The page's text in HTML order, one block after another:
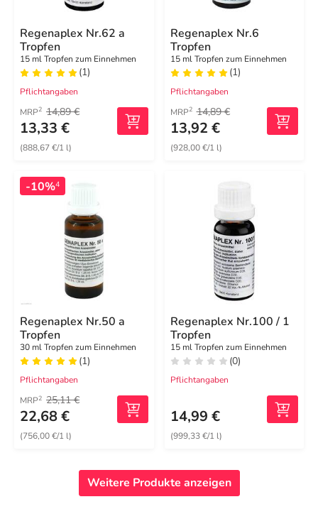
Regenaplex Nr.62 a
Tropfen
15 ml Tropfen zum Einnehmen
(1)
Pflichtangaben
MRP2 14,89 €
13,33 €
(888,67 €/1 l)
Regenaplex Nr.6
Tropfen
15 ml Tropfen zum Einnehmen
(1)
Pflichtangaben
MRP2 14,89 €
13,92 €
(928,00 €/1 l)
-10%4
Regenaplex Nr.50 a
Tropfen
30 ml Tropfen zum Einnehmen
(1)
Pflichtangaben
MRP2 25,11 €
22,68 €
(756,00 €/1 l)
Regenaplex Nr.100 / 1
Tropfen
15 ml Tropfen zum Einnehmen
(0)
Pflichtangaben
14,99 €
(999,33 €/1 l)
Weitere Produkte anzeigen